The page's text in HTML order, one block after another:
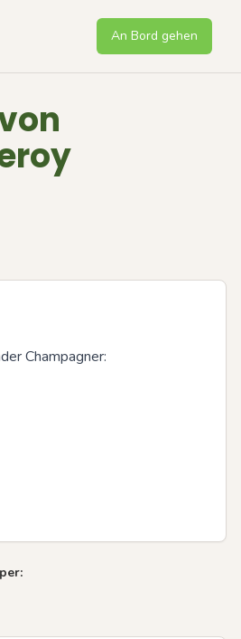
An Bord gehen
Champagner: